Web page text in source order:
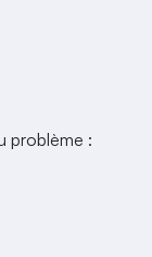
problème :